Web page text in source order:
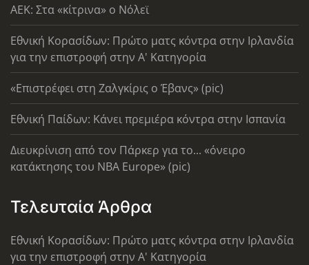
AEK: Στα «κίτρινα» ο Νόλεϊ
Εθνική Κορασίδων: Πρώτο ματς κόντρα στην Ιρλανδία
για την επιστροφή στην Α' Κατηγορία
«Επιστρέφει στη Ζαλγκίρις ο Έβανς» (pic)
Εθνική Παίδων: Κάνει πρεμιέρα κόντρα στην Ισπανία
Διευκρίνιση από τον Πάρκερ για το... «όνειρο
κατάκτησης του ΝΒΑ Europe» (pic)
Τελευταία Άρθρα
Εθνική Κορασίδων: Πρώτο ματς κόντρα στην Ιρλανδία
για την επιστροφή στην Α' Κατηγορία